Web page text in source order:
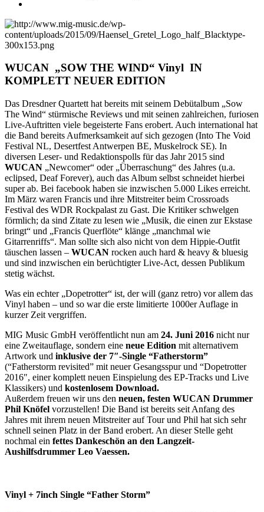
WUCAN „SOW THE WIND“ Vinyl IN
KOMPLETT NEUER EDITION
Das Dresdner Quartett hat bereits mit seinem Debütalbum „Sow
The Wind“ stürmische Reviews und mit seinen zahlreichen, furiosen
Live-Auftritten viele begeisterte Fans erobert. Auch international hat
die Band bereits Aufmerksamkeit auf sich gezogen (Into The Void
Festival NL, Desertfest Antwerpen BE, Muskelrock SE). In
diversen Leser- und Redaktionspolls für das Jahr 2015 sind
WUCAN „Newcomer“ oder „Überraschung“ des Jahres (u.a.
eclipsed, Deaf Forever), auch das Album selbst schneidet hierbei
super ab. Bei facebook haben sie inzwischen 5.000 Likes erreicht.
Im März waren Francis und ihre Mitstreiter beim Crossroads
Festival des WDR Rockpalast zu Gast. Die Kritiker schwelgen
förmlich; da sind Zitate zu lesen wie „Musik, die einen zur Ekstase
bringt“ und „Francis Querflöte“ klänge „manchmal wie
Gitarrenriffs“. Man sollte sich also nicht von dem Hippie-Outfit
täuschen lassen – WUCAN rocken auch hard & heavy & bluesig
und sind inzwischen ein berüchtigter Live-Act, dessen Publikum
stetig wächst.
Was ein echter „Dopetrotter“ ist, der will (ganz retro) vor allem das
Vinyl haben – und so war die erste limitierte 1000er Auflage in
kurzer Zeit vergriffen.
MIG Music GmbH veröffentlicht nun am 24. Juni 2016 nicht nur
eine Zweitauflage, sondern eine neue Edition mit alternativem
Artwork und inklusive der 7″-Single “Fatherstorm”
(“Fatherstorm revisited” mit neuer Gesangsspur und “Dopetrotter
2016″, einer komplett neuen Einspielung des EP-Tracks und Live
Klassikers) und kostenlosem Download.
Außerdem freuen wir uns den neuen, festen WUCAN Drummer
Phil Knöfel vorzustellen! Die Band ist bereits seit Anfang des
Jahres mit ihrem neuen Mitstreiter auf Tour und Phil hat sich sehr
schnell seinen Platz in der Band erobert. An dieser Stelle geht
nochmal ein fettes Dankeschön an den Langzeit-
Aushilfsdrummer Leo Vaessen.
Vinyl + 7inch Single “Father Storm”